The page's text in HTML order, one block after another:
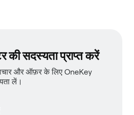
की सदस्यता प्राप्त करें
और ऑफ़र के लिए OneKey
लें।